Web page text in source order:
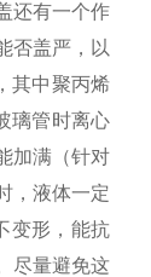
还有一个作
否盖严，以
其中聚丙烯
璃管时离心
加满（针对
，液体一定
变形，能抗
尽量避免这